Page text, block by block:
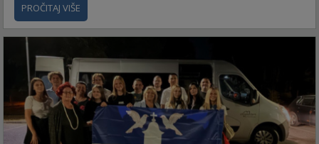
PROČITAJ VIŠE